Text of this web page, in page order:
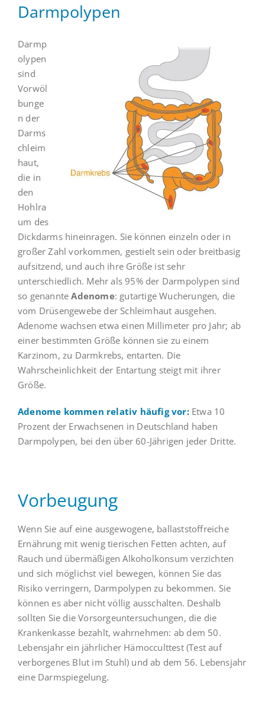
Darmpolypen
Darmp
olypen
sind
Vorwöl
bunge
n der
Darms
chleim
haut,
die in
den
Hohlra
um des
Dickdarms hineinragen. Sie können einzeln oder in
großer Zahl vorkommen, gestielt sein oder breitbasig
aufsitzend, und auch ihre Größe ist sehr
unterschiedlich. Mehr als 95% der Darmpolypen sind
so genannteAdenome: gutartige Wucherungen, die
vom Drüsengewebe der Schleimhaut ausgehen.
Adenome wachsen etwa einen Millimeter pro Jahr; ab
einer bestimmten Größe können sie zu einem
Karzinom, zu Darmkrebs, entarten. Die
Wahrscheinlichkeit der Entartung steigt mit ihrer
Größe.
Adenome kommen relativ häufig vor: Etwa 10
Prozent der Erwachsenen in Deutschland haben
Darmpolypen, bei den über 60-Jährigen jeder Dritte.
Vorbeugung
Wenn Sie auf eine ausgewogene, ballaststoffreiche
Ernährung mit wenig tierischen Fetten achten, auf
Rauch und übermäßigen Alkoholkonsum verzichten
und sich möglichst viel bewegen, können Sie das
Risiko verringern, Darmpolypen zu bekommen. Sie
können es aber nicht völlig ausschalten. Deshalb
sollten Sie die Vorsorgeuntersuchungen, die die
Krankenkasse bezahlt, wahrnehmen: ab dem 50.
Lebensjahr ein jährlicher Hämocculttest (Test auf
verborgenes Blut im Stuhl) und ab dem 56. Lebensjahr
eine Darmspiegelung.